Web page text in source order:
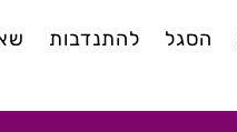
הסגל להתנדבות